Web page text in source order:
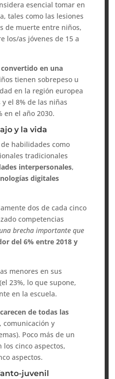
esencial tomar en
tales como las lesiones
de muerte entre niños,
los/as jóvenes de 15 a
en una
tienen sobrepeso u
en la región europea
el 8% de las niñas
en el año 2030.
y la vida
habilidades como
tradicionales
interpersonales,
digitales
dos de cada cinco
competencias
brecha importante que
del 6% entre 2018 y
menores en sus
23%, lo que supone,
en la escuela.
de todas las
comunicación y
Poco más de un
los cinco aspectos,
aspectos.
juvenil